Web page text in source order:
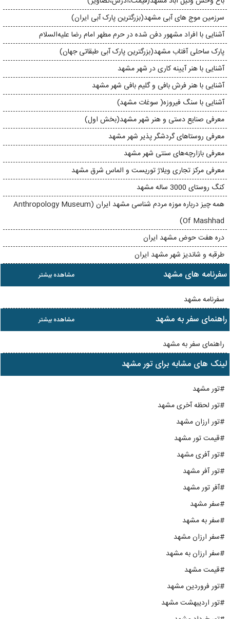
سرزمین موج های آبی مشهد(بزرگترین پارک آبی ایران)
آشنایی با افراد مشهور دفن شده در حرم مطهر امام رضا علیه‌السلام
پارک ساحلی آفتاب مشهد(بزرگترین پارک آبی طبقاتی جهان)
آشنایی با هنر آیینه‌ کاری در شهر مشهد
آشنایی با هنر فرش بافی و گلیم بافی شهر مشهد
آشنایی با سنگ فیروزه( سوغات مشهد)
معرفی صنایع دستی و هنر شهر مشهد(بخش اول)
معرفی روستاهای گردشگر پذیر شهر مشهد
معرفی بازارچه‌های سنتی شهر مشهد
معرفی مرکز تجاری ویلاژ توریست و الماس شرق مشهد
کنگ روستای 3000 ساله مشهد
همه چیز درباره موزه مردم شناسی مشهد ایران (Anthropology Museum
Of Mashhad)
دره هفت حوض مشهد ایران
طرقبه و شاندیز شهر مشهد ایران
مشاهده بیشتر سفرنامه های مشهد
سفرنامه مشهد
مشاهده بیشتر راهنمای سفر به مشهد
راهنمای سفر به مشهد
لینک های مشابه برای تور مشهد
#تور مشهد
#تور لحظه آخری مشهد
#تور ارزان مشهد
#قیمت تور مشهد
#تور آفری مشهد
#تور آفر مشهد
#آفر تور مشهد
#سفر مشهد
#سفر به مشهد
#سفر ارزان مشهد
#سفر ارزان به مشهد
#قیمت مشهد
#تور فروردین مشهد
#تور اردیبهشت مشهد